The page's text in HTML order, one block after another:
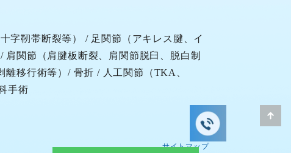
字靭帯断裂等） / 足関節（アキレス腱、イ
肩関節（肩腱板断裂、肩関節脱臼 、脱白制
離移行術等）/ 骨折 / 人工関節（TKA、
手術
サイトマップ